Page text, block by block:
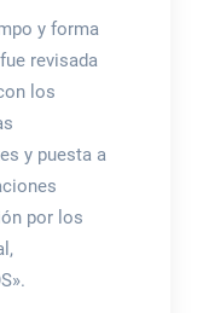
y forma
revisada
los
y puesta a
por los